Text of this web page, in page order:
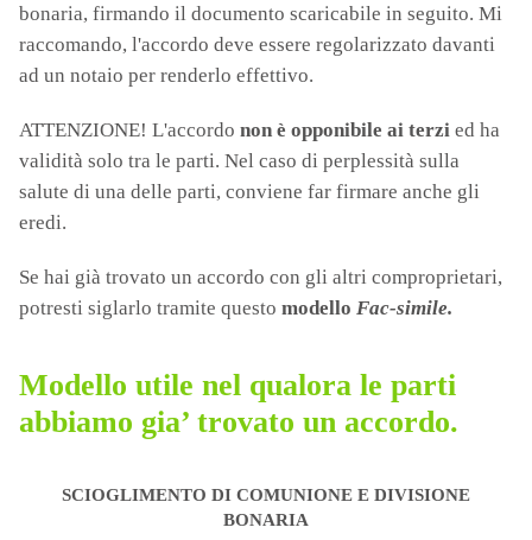
bonaria, firmando il documento scaricabile in seguito. Mi
raccomando, l'accordo deve essere regolarizzato davanti
ad un notaio per renderlo effettivo.
ATTENZIONE! L'accordo non è opponibile ai terzi ed ha
validità solo tra le parti. Nel caso di perplessità sulla
salute di una delle parti, conviene far firmare anche gli
eredi.
Se hai già trovato un accordo con gli altri comproprietari,
potresti siglarlo tramite questo modello Fac-simile.
Modello utile nel qualora le parti
abbiamo gia’ trovato un accordo.
SCIOGLIMENTO DI COMUNIONE E DIVISIONE
BONARIA